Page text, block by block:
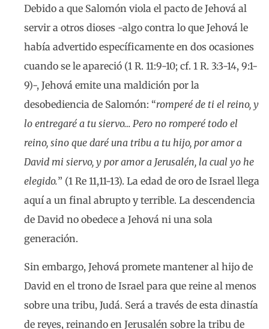
Debido a que Salomón viola el pacto de Jehová al
servir a otros dioses -algo contra lo que Jehová le
había advertido específicamente en dos ocasiones
cuando se le apareció (1 R. 11:9-10; cf. 1 R. 3:3-14, 9:1-
9)-, Jehová emite una maldición por la
desobediencia de Salomón: “romperé de ti el reino, y
lo entregaré a tu siervo… Pero no romperé todo el
reino, sino que daré una tribu a tu hijo, por amor a
David mi siervo, y por amor a Jerusalén, la cual yo he
elegido.” (1 Re 11,11-13). La edad de oro de Israel llega
aquí a un final abrupto y terrible. La descendencia
de David no obedece a Jehová ni una sola
generación.
Sin embargo, Jehová promete mantener al hijo de
David en el trono de Israel para que reine al menos
sobre una tribu, Judá. Será a través de esta dinastía
de reyes, reinando en Jerusalén sobre la tribu de